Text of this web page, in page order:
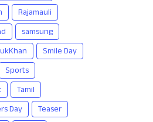
Rajamauli
samsung
Smile Day
Sports
Tamil
Day
Teaser